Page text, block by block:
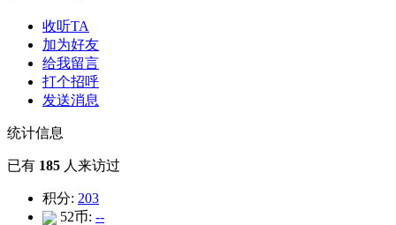
收听TA
加为好友
给我留言
打个招呼
发送消息
统计信息
已有 185 人来访过
积分: 203
52币: --